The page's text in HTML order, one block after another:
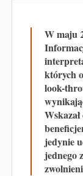
W maju
których
look-
jedynie
jednego